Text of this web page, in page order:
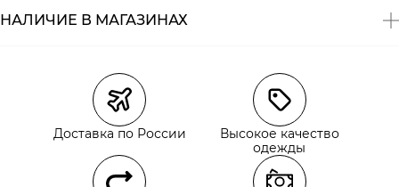
Курьерская доставка СДЭК
Самовывоз из пункта выдачи СДЭК
Самовывоз из наших магазинов
НАЛИЧИЕ В МАГАЗИНАХ
Доставка по России
Высокое качество
одежды